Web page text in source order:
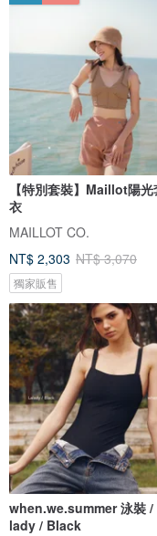
【特別套裝】Maillot陽
衣
MAILLOT CO.
NT$ 2,303 NT$ 3,070
獨家販售
when.we.summer 泳裝 /
lady / Black